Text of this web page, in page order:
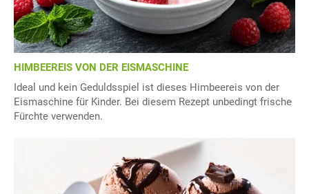
HIMBEEREIS VON DER EISMASCHINE
Ideal und kein Geduldsspiel ist dieses Himbeereis von der
Eismaschine für Kinder. Bei diesem Rezept unbedingt frische
Fürchte verwenden.